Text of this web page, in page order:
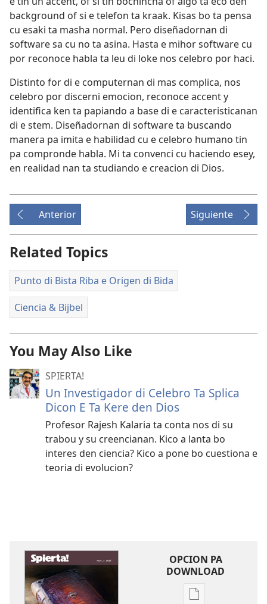
background of si e telefon ta kraak. Kisas bo ta pensa
cu esaki ta masha normal. Pero diseñadornan di
software sa cu no ta asina. Hasta e mihor software cu
por reconoce habla ta leu di loke nos celebro por haci.
Distinto for di e computernan di mas complica, nos
celebro por discerni emocion, reconoce accent y
identifica ken ta papiando a base di e caracteristicanan
di e stem. Diseñadornan di software ta buscando
manera pa imita e habilidad cu e celebro humano tin
pa compronde habla. Mi ta convenci cu haciendo esey,
en realidad nan ta studiando e creacion di Dios.
Anterior Siguiente
Related Topics
Punto di Bista Riba e Origen di Bida
Ciencia & Bijbel
You May Also Like
SPIERTA!
Un Investigador di Celebro Ta Splica
Dicon E Ta Kere den Dios
Profesor Rajesh Kalaria ta conta nos di su
trabou y su creencianan. Kico a lanta bo
interes den ciencia? Kico a pone bo cuestiona e
teoria di evolucion?
OPCION PA
DOWNLOAD
Opcion